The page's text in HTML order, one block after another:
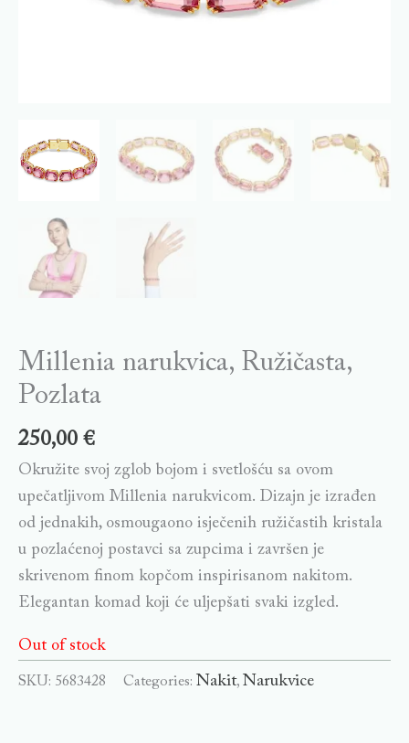
Millenia narukvica, Ružičasta,
Pozlata
250,00 €
Okružite svoj zglob bojom i svetlošću sa ovom
upečatljivom Millenia narukvicom. Dizajn je izrađen
od jednakih, osmougaono isječenih ružičastih kristala
u pozlaćenoj postavci sa zupcima i završen je
skrivenom finom kopčom inspirisanom nakitom.
Elegantan komad koji će uljepšati svaki izgled.
Out of stock
SKU: 5683428 Categories: Nakit, Narukvice